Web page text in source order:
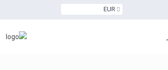
EUR